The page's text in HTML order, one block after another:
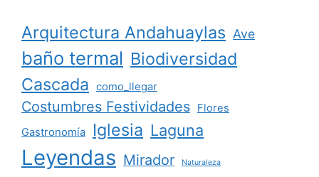
Arquitectura Andahuaylas Ave
baño termal Biodiversidad
Cascada
como_llegar
Costumbres Festividades
Flores
Gastronomía
Iglesia Laguna
Leyendas Mirador Naturaleza